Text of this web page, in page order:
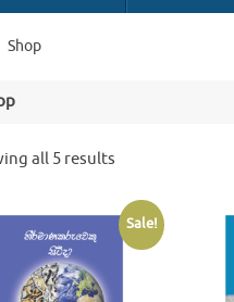
Shop
all 5 results
Sale!